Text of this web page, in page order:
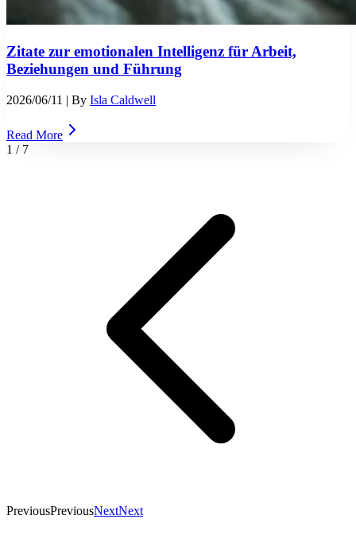
Zitate zur emotionalen Intelligenz für Arbeit,
Beziehungen und Führung
2026/06/11 | By Isla Caldwell
Read More
1 / 7
PreviousPreviousNextNext